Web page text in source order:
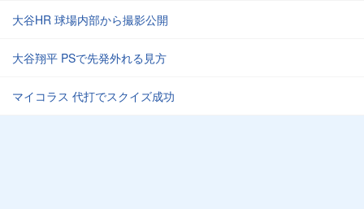
大谷HR 球場内部から撮影公開
大谷翔平 PSで先発外れる見方
マイコラス 代打でスクイズ成功